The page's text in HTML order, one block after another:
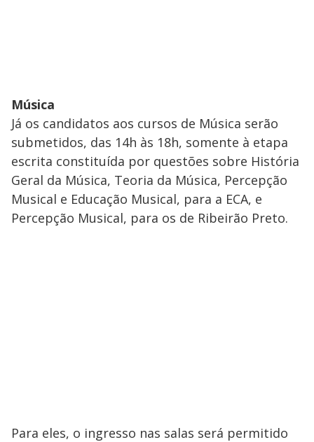
Música
Já os candidatos aos cursos de Música serão
submetidos, das 14h às 18h, somente à etapa
escrita constituída por questões sobre História
Geral da Música, Teoria da Música, Percepção
Musical e Educação Musical, para a ECA, e
Percepção Musical, para os de Ribeirão Preto.
Para eles, o ingresso nas salas será permitido